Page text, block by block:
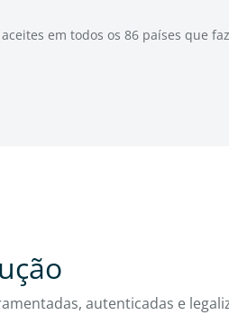
em todos os 86 países que
autenticadas e